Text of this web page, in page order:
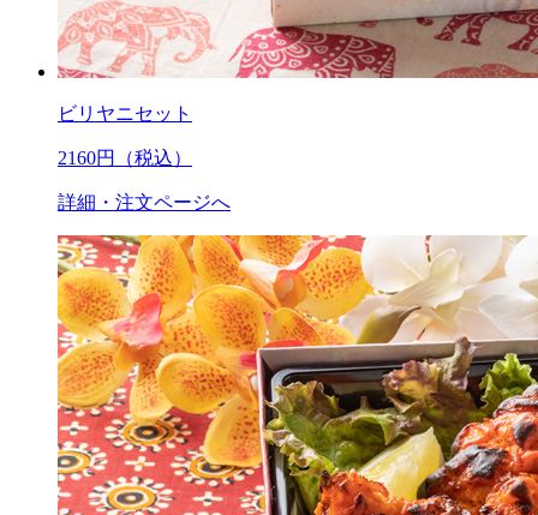
ビリヤニセット
2160円（税込）
詳細・注文ページへ